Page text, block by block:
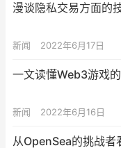
漫谈隐私交易方面的
新闻 2022年6月17日
一文读懂Web3游戏
新闻 2022年6月16日
从OpenSea的挑战者